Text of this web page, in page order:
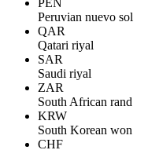
PEN
Peruvian nuevo sol
QAR
Qatari riyal
SAR
Saudi riyal
ZAR
South African rand
KRW
South Korean won
CHF